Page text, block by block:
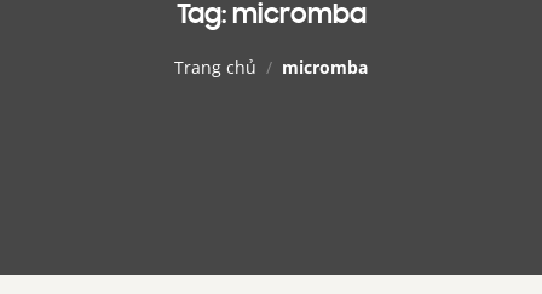
Tag: micromba
Trang chủ / micromba